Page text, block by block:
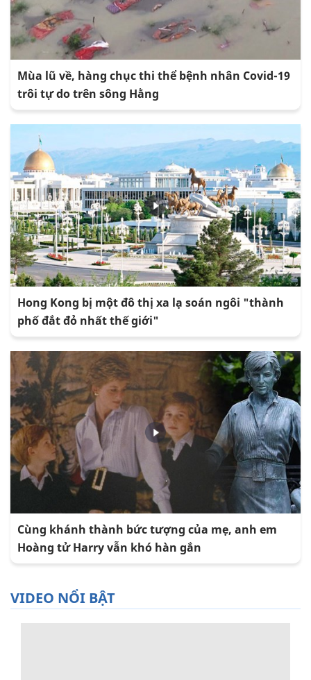
Mùa lũ về, hàng chục thi thể bệnh nhân Covid-19
trôi tự do trên sông Hằng
Hong Kong bị một đô thị xa lạ soán ngôi "thành
phố đắt đỏ nhất thế giới"
Cùng khánh thành bức tượng của mẹ, anh em
Hoàng tử Harry vẫn khó hàn gắn
VIDEO NỔI BẬT